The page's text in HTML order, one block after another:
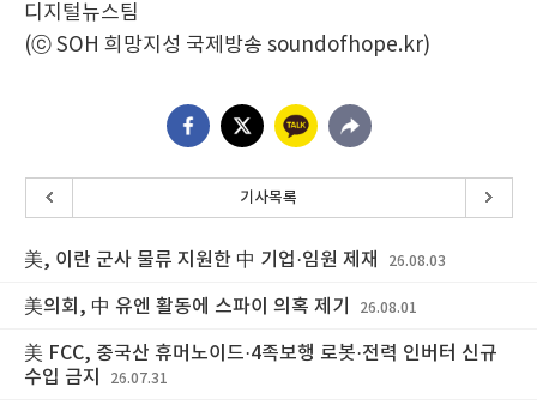
디지털뉴스팀
(ⓒ SOH 희망지성 국제방송 soundofhope.kr)
기사목록
美, 이란 군사 물류 지원한 中 기업·임원 제재 26.08.03
美의회, 中 유엔 활동에 스파이 의혹 제기 26.08.01
美 FCC, 중국산 휴머노이드·4족보행 로봇·전력 인버터 신규
수입 금지
26.07.31